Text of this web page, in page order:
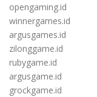
opengaming.id
winnergames.id
argusgames.id
zilonggame.id
rubygame.id
argusgame.id
grockgame.id